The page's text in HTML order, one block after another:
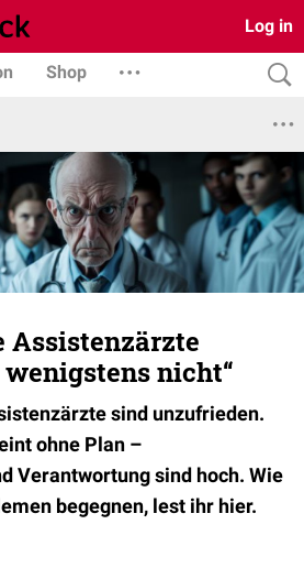
Log in
Shop
Assistenzärzte
nicht“
sind unzufrieden.
ohne Plan –
Verantwortung sind hoch. Wie
begegnen, lest ihr hier.